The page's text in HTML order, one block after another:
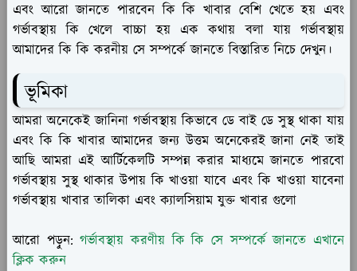
এবং আরো জানতে পারবেন কি কি খাবার বেশি খেতে হয় এবং
গর্ভাবস্থায় কি খেলে বাচ্চা হয় এক কথায় বলা যায় গর্ভাবস্থায়
আমাদের কি কি করনীয় সে সম্পর্কে জানতে বিস্তারিত নিচে দেখুন।
ভূমিকা
আমরা অনেকেই জানিনা গর্ভাবস্থায় কিভাবে ডে বাই ডে সুস্থ থাকা যায়
এবং কি কি খাবার আমাদের জন্য উত্তম অনেকেরই জানা নেই তাই
আছি আমরা এই আর্টিকেলটি সম্পন্ন করার মাধ্যমে জানতে পারবো
গর্ভাবস্থায় সুস্থ থাকার উপায় কি খাওয়া যাবে এবং কি খাওয়া যাবেনা
গর্ভাবস্থায় খাবার তালিকা এবং ক্যালসিয়াম যুক্ত খাবার গুলো
আরো পড়ুন:গর্ভাবস্থায় করণীয় কি কি সে সম্পর্কে জানতে এখানে
ক্লিক করুন